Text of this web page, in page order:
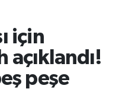
için
açıklandı!
peşe